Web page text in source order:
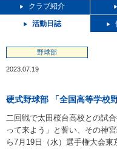
クラブ紹介
活動日誌
野球部
2023.07.19
硬式野球部 「全国高等学校
二回戦で太田桜台高校との試
って来よう」と誓い、その神
ら7月19日（水）選手権大会